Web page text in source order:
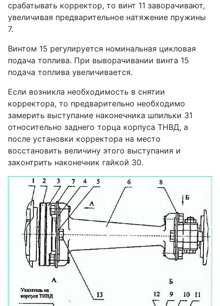
срабатывать корректор, то винт 11 заворачивают,
увеличивая предварительное натяжение пружины
7.
Винтом 15 регулируется номинальная цикловая
подача топлива. При выворачивании винта 15
подача топлива увеличивается.
Если возникла необходимость в снятии
корректора, то предварительно необходимо
замерить выступание наконечника шпильки 31
относительно заднего торца корпуса ТНВД, а
после установки корректора на место
восстановить величину этого выступания и
законтрить наконечник гайкой 30.